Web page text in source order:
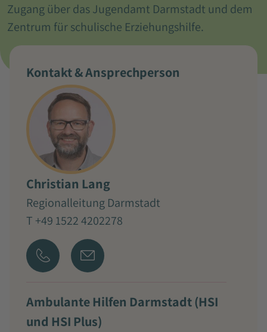
Zugang über das Jugendamt Darmstadt und dem
Zentrum für schulische Erziehungshilfe.
Kontakt & Ansprechperson
Christian Lang
Regionalleitung Darmstadt
T +49 1522 4202278
Ambulante Hilfen Darmstadt (HSI
und HSI Plus)